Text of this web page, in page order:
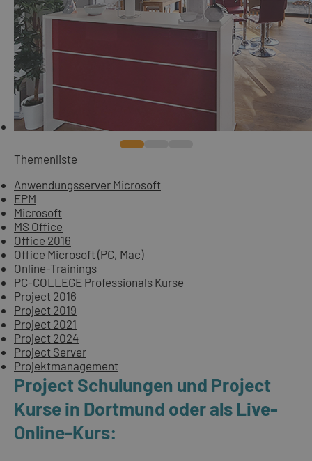
Themenliste
Anwendungsserver Microsoft
EPM
Microsoft
MS Office
Office 2016
Office Microsoft (PC, Mac)
Online-Trainings
PC-COLLEGE Professionals Kurse
Project 2016
Project 2019
Project 2021
Project 2024
Project Server
Projektmanagement
Project Schulungen und Project
Kurse in Dortmund oder als Live-
Online-Kurs: